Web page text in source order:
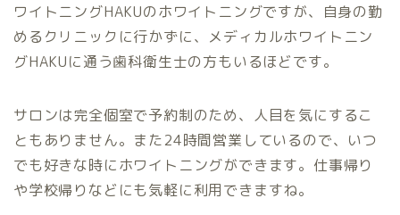
ワイトニングHAKUのホワイトニングですが、自身の勤
めるクリニックに行かずに、メディカルホワイトニン
グHAKUに通う歯科衛生士の方もいるほどです。
サロンは完全個室で予約制のため、人目を気にするこ
ともありません。また24時間営業しているので、いつ
でも好きな時にホワイトニングができます。仕事帰り
や学校帰りなどにも気軽に利用できますね。